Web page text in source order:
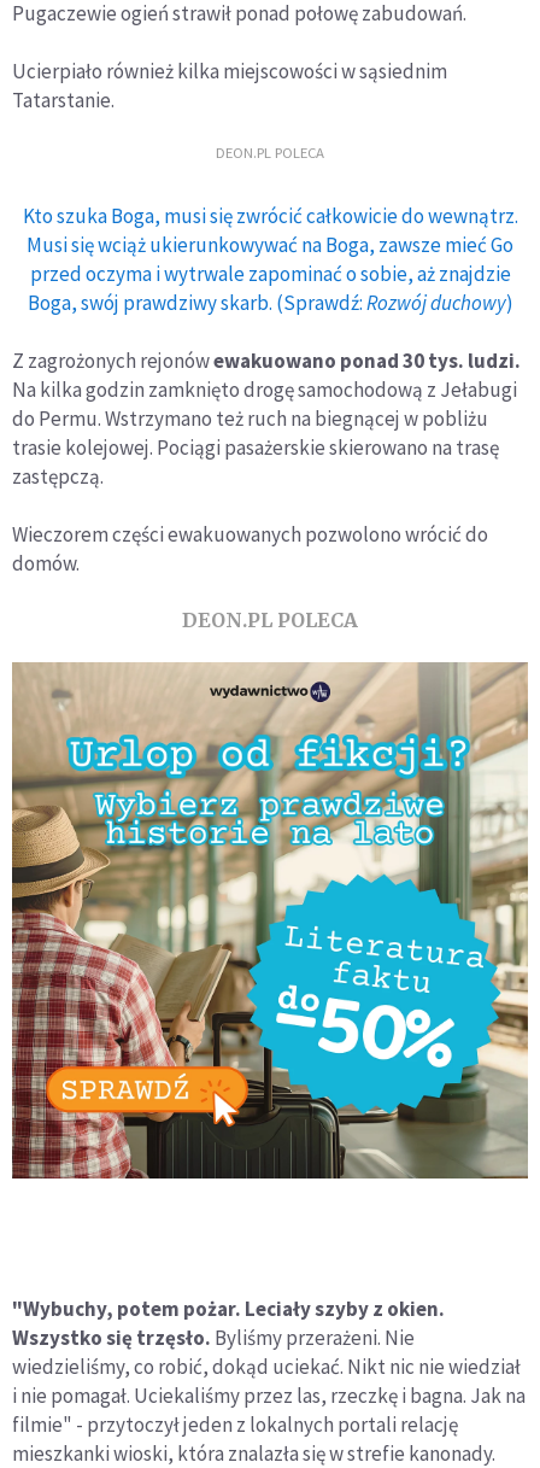
Pugaczewie ogień strawił ponad połowę zabudowań.
Ucierpiało również kilka miejscowości w sąsiednim
Tatarstanie.
DEON.PL POLECA
Kto szuka Boga, musi się zwrócić całkowicie do wewnątrz.
Musi się wciąż ukierunkowywać na Boga, zawsze mieć Go
przed oczyma i wytrwale zapominać o sobie, aż znajdzie
Boga, swój prawdziwy skarb. (Sprawdź:Rozwój duchowy)
Z zagrożonych rejonówewakuowano ponad 30 tys. ludzi.
Na kilka godzin zamknięto drogę samochodową z Jełabugi
do Permu. Wstrzymano też ruch na biegnącej w pobliżu
trasie kolejowej. Pociągi pasażerskie skierowano na trasę
zastępczą.
Wieczorem części ewakuowanych pozwolono wrócić do
domów.
DEON.PL POLECA
"Wybuchy, potem pożar. Leciały szyby z okien.
Wszystko się trzęsło. Byliśmy przerażeni. Nie
wiedzieliśmy, co robić, dokąd uciekać. Nikt nic nie wiedział
i nie pomagał. Uciekaliśmy przez las, rzeczkę i bagna. Jak na
filmie" - przytoczył jeden z lokalnych portali relację
mieszkanki wioski, która znalazła się w strefie kanonady.